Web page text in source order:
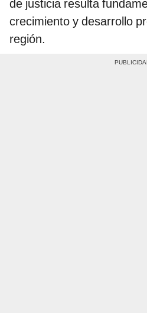
de justicia resulta
crecimiento y desarrollo
región.